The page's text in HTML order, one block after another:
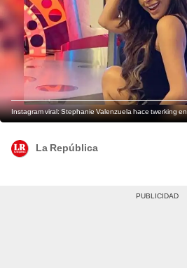
Instagram viral: Stephanie Valenzuela hace twerking
La República